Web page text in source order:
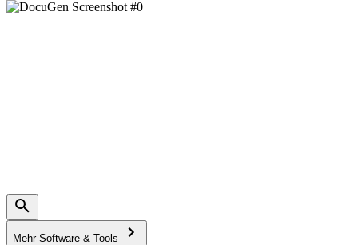
Mehr Software & Tools